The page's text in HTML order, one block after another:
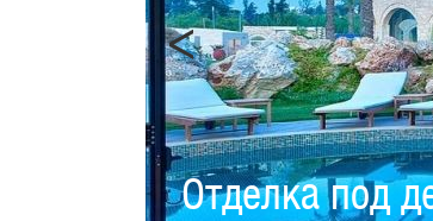
Отделка под